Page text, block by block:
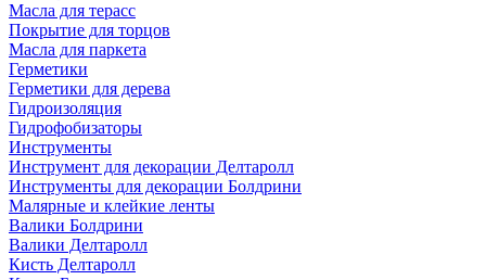
Масла для терасс
Покрытие для торцов
Масла для паркета
Герметики
Герметики для дерева
Гидроизоляция
Гидрофобизаторы
Инструменты
Инструмент для декорации Делтаролл
Инструменты для декорации Болдрини
Малярные и клейкие ленты
Валики Болдрини
Валики Делтаролл
Кисть Делтаролл